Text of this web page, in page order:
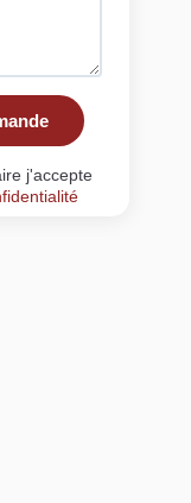
j'accepte